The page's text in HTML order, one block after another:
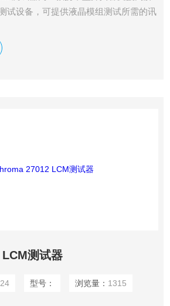
试设备，可提供液晶模组测试所需的讯
及图像，于机器上做自动执行或手动控
测试器
型号： 浏览量： 1315